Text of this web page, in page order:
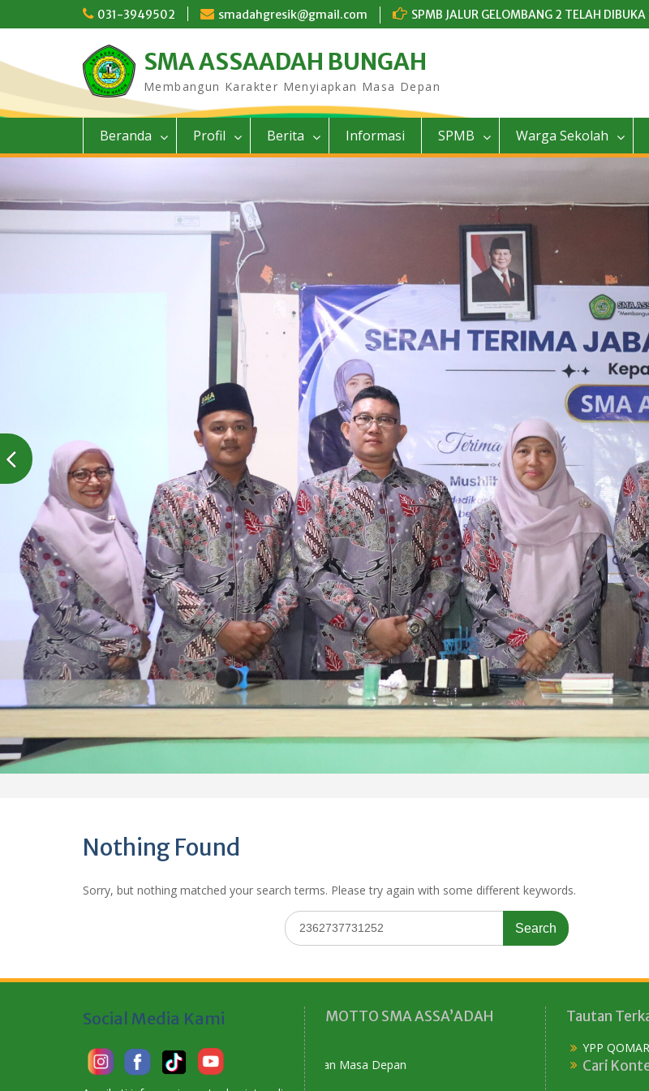
to
031-3949502 smadahgresik@gmail.com SPMB JALUR GELOMBANG 2 TELAH
SMA ASSAADAH BUNGAH
Membangun Karakter Menyiapkan Masa Depan
Beranda Profil Berita Informasi SPMB Warga Sekolah
Nothing Found
Sorry, but nothing matched your search terms. Please try again with some different keywords.
Search
for:
Social Media Kami MOTTO SMA ASSA’ADAH
Membangun Karakter Menyiapkan Masa Depan
Tautan
YPP
Cari